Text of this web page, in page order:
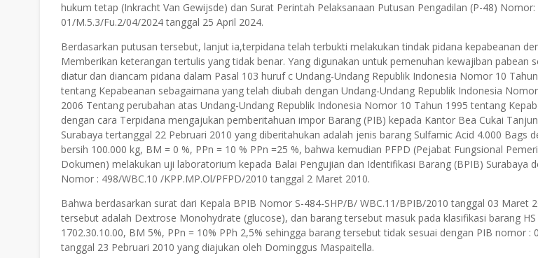
hukum tetap (Inkracht Van Gewijsde) dan Surat Perintah Pelaksanaan Putusan Pengadilan (P-48) Nomor:
01/M.5.3/Fu.2/04/2024 tanggal 25 April 2024.
Berdasarkan putusan tersebut, lanjut ia,terpidana telah terbukti melakukan tindak pidana kepabeanan
Memberikan keterangan tertulis yang tidak benar. Yang digunakan untuk pemenuhan kewajiban pabean
diatur dan diancam pidana dalam Pasal 103 huruf c Undang-Undang Republik Indonesia Nomor 10
tentang Kepabeanan sebagaimana yang telah diubah dengan Undang-Undang Republik Indonesia
2006 Tentang perubahan atas Undang-Undang Republik Indonesia Nomor 10 Tahun 1995 tentang
dengan cara Terpidana mengajukan pemberitahuan impor Barang (PIB) kepada Kantor Bea Cukai
Surabaya tertanggal 22 Pebruari 2010 yang diberitahukan adalah jenis barang Sulfamic Acid 4.000 Bags
bersih 100.000 kg, BM = 0 %, PPn = 10 % PPn =25 %, bahwa kemudian PFPD (Pejabat Fungsional
Dokumen) melakukan uji laboratorium kepada Balai Pengujian dan Identifikasi Barang (BPIB) Surabaya
Nomor : 498/WBC.10 /KPP.MP.Ol/PFPD/2010 tanggal 2 Maret 2010.
Bahwa berdasarkan surat dari Kepala BPIB Nomor S-484-SHP/B/ WBC.11/BPIB/2010 tanggal 03 Maret
tersebut adalah Dextrose Monohydrate (glucose), dan barang tersebut masuk pada klasifikasi barang HS
1702.30.10.00, BM 5%, PPn = 10% PPh 2,5% sehingga barang tersebut tidak sesuai dengan PIB nomor :
tanggal 23 Pebruari 2010 yang diajukan oleh Dominggus Maspaitella.